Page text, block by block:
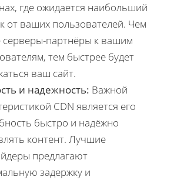
где ожидается наибольший
от ваших пользователей. Чем
серверы-партнёры к вашим
тем быстрее будет
ваш сайт.
и надежность: Важной
CDN является его
быстро и надёжно
контент. Лучшие
предлагают
задержку и